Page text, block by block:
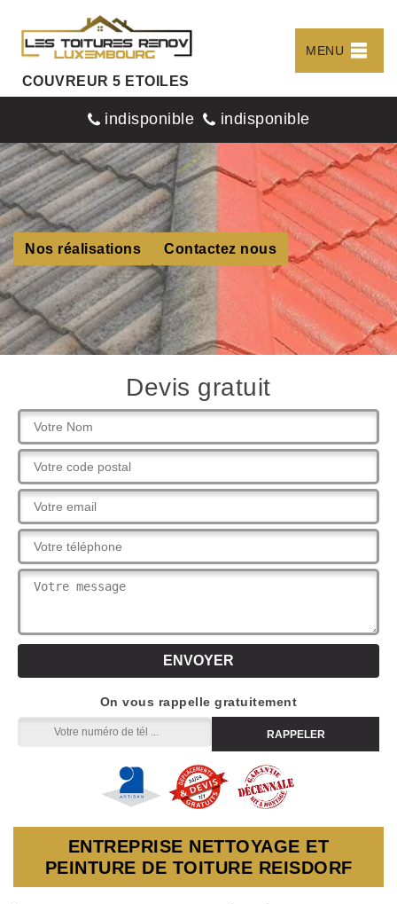
COUVREUR 5 ETOILES
MENU
indisponible indisponible
Nos réalisations Contactez nous
Devis gratuit
On vous rappelle gratuitement
ENTREPRISE NETTOYAGE ET
PEINTURE DE TOITURE REISDORF